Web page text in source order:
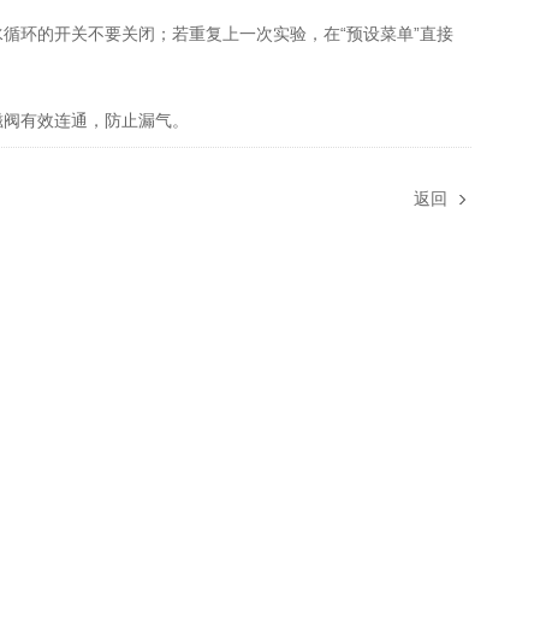
的开关不要关闭；若重复上一次实验，在“预设菜单”直接
效连通，防止漏气。
返回